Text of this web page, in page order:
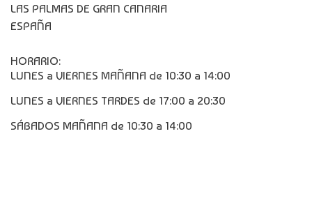
LAS PALMAS DE GRAN CANARIA
ESPAÑA
HORARIO:
LUNES a VIERNES MAÑANA de 10:30 a 14:00
LUNES a VIERNES TARDES de 17:00 a 20:30
SÁBADOS MAÑANA de 10:30 a 14:00